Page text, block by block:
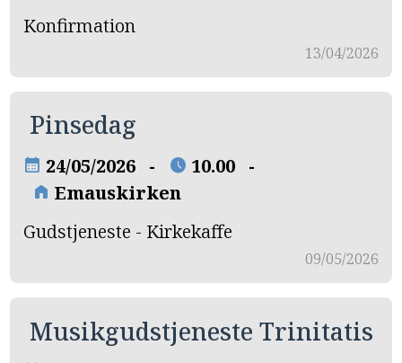
Konfirmation
13/04/2026
Pinsedag
calendar_month 24/05/2026 - schedule 10.00 -
home Emauskirken
Gudstjeneste - Kirkekaffe
09/05/2026
Musikgudstjeneste Trinitatis